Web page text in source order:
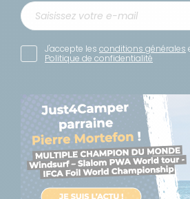
J'accepte les conditions générales
Politique de confidentialité